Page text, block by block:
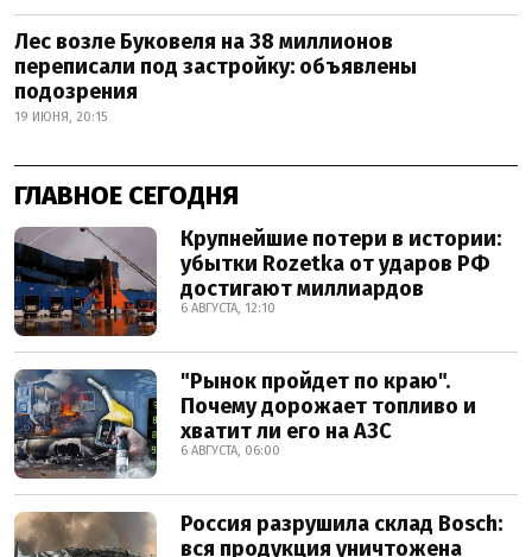
Лес возле Буковеля на 38 миллионов
переписали под застройку: объявлены
подозрения
19 ИЮНЯ, 20:15
ГЛАВНОЕ СЕГОДНЯ
Крупнейшие потери в истории:
убытки Rozetka от ударов РФ
достигают миллиардов
6 АВГУСТА, 12:10
"Рынок пройдет по краю".
Почему дорожает топливо и
хватит ли его на АЗС
6 АВГУСТА, 06:00
Россия разрушила склад Bosch:
вся продукция уничтожена